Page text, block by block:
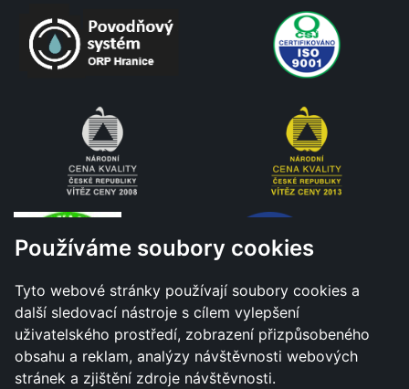
Používáme soubory cookies
Tyto webové stránky používají soubory cookies a
další sledovací nástroje s cílem vylepšení
uživatelského prostředí, zobrazení přizpůsobeného
obsahu a reklam, analýzy návštěvnosti webových
stránek a zjištění zdroje návštěvnosti.